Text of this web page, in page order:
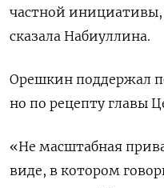
частной инициативы,
сказала Набиуллина.
Орешкин поддержал
но по рецепту главы
«Не масштабная
виде, в котором